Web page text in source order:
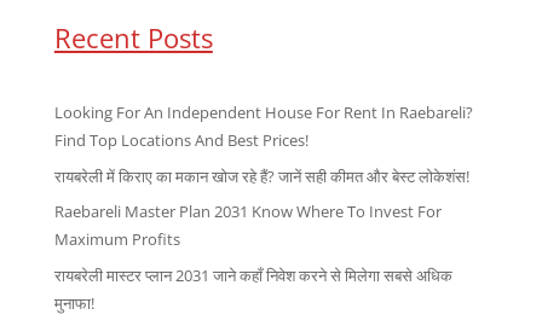
Recent Posts
Looking For An Independent House For Rent In Raebareli?
Find Top Locations And Best Prices!
रायबरेली में किराए का मकान खोज रहे हैं? जानें सही कीमत और बेस्ट लोकेशंस!
Raebareli Master Plan 2031 Know Where To Invest For
Maximum Profits
रायबरेली मास्टर प्लान 2031 जाने कहाँ निवेश करने से मिलेगा सबसे अधिक
मुनाफा!